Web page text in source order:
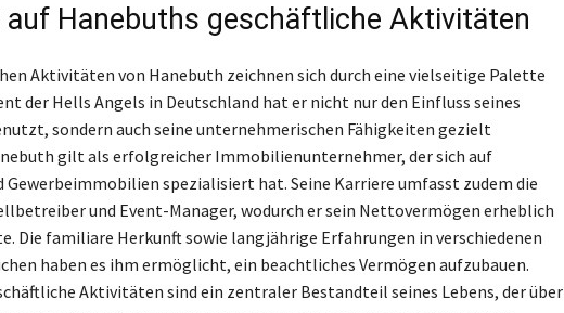
auf Hanebuths geschäftliche Aktivitäten
Aktivitäten von Hanebuth zeichnen sich durch eine vielseitige Palette
der Hells Angels in Deutschland hat er nicht nur den Einfluss seines
sondern auch seine unternehmerischen Fähigkeiten gezielt
gilt als erfolgreicher Immobilienunternehmer, der sich auf
Gewerbeimmobilien spezialisiert hat. Seine Karriere umfasst zudem die
und Event-Manager, wodurch er sein Nettovermögen erheblich
Die familiare Herkunft sowie langjährige Erfahrungen in verschiedenen
haben es ihm ermöglicht, ein beachtliches Vermögen aufzubauen.
Aktivitäten sind ein zentraler Bestandteil seines Lebens, der über